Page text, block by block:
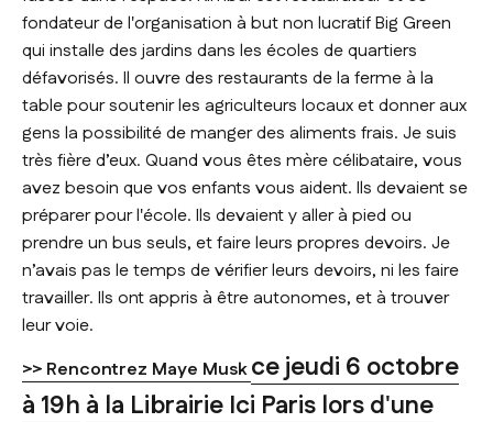
fondateur de l'organisation à but non lucratifBig Green
qui installe des jardins dans les écoles de quartiers
défavorisés. Il ouvre des restaurants de la ferme à la
table pour soutenir les agriculteurs locaux et donner aux
gens la possibilité de manger des aliments frais. Je suis
très fière d’eux. Quand vous êtes mère célibataire, vous
avez besoin que vos enfants vous aident. Ils devaient se
préparer pour l'école. Ils devaient y aller à pied ou
prendre un bus seuls, et faire leurs propres devoirs. Je
n’avais pas le temps de vérifier leurs devoirs, ni les faire
travailler. Ils ont appris à être autonomes, et à trouver
leur voie.
>> Rencontrez Maye Muskce jeudi 6 octobre
à 19h à la Librairie Ici Paris lors d'une